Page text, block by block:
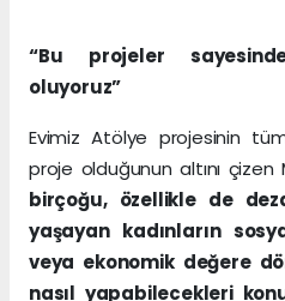
“Bu projeler
oluyoruz”
Evimiz Atölye projesinin
proje olduğunun altını
birçoğu, özellikle de
yaşayan kadınların
veya ekonomik değere
nasıl yapabilecekleri